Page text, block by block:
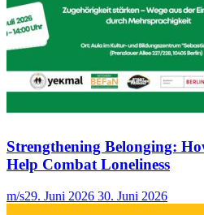
Strengthening Belonging:
Help Combat Loneliness
m/s29. Juni 2026 30. Juni 2026